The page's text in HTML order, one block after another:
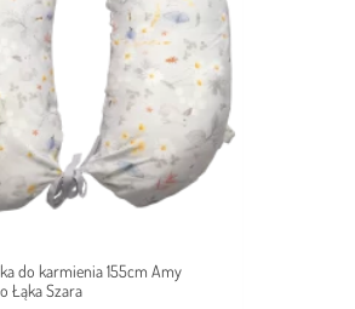
do karmienia 155cm Amy
Łąka Szara